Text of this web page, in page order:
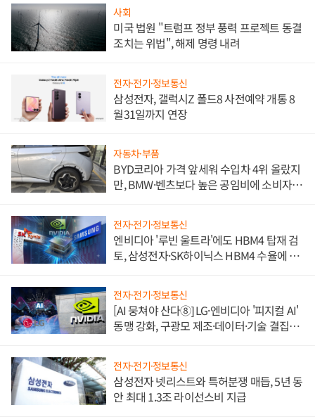
사회
미국 법원 "트럼프 정부 풍력 프로젝트 동결
조치는 위법", 해제 명령 내려
전자·전기·정보통신
삼성전자, 갤럭시Z 폴드8 사전예약 개통 8
월31일까지 연장
자동차·부품
BYD코리아 가격 앞세워 수입차 4위 올랐지
만, BMW·벤츠보다 높은 공임비에 소비자
전자·전기·정보통신
엔비디아 '루빈 울트라'에도 HBM4 탑재 검
토, 삼성전자·SK하이닉스 HBM4 수율에 주
전자·전기·정보통신
[AI 뭉쳐야 산다⑧] LG·엔비디아 '피지컬 AI'
동맹 강화, 구광모 제조·데이터·기술 결집
전자·전기·정보통신
삼성전자 넷리스트와 특허분쟁 매듭, 5년 동
안 최대 1.3조 라이선스비 지급